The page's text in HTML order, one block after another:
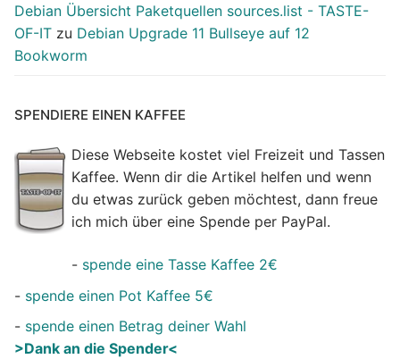
Debian Übersicht Paketquellen sources.list - TASTE-
OF-IT zu Debian Upgrade 11 Bullseye auf 12
Bookworm
SPENDIERE EINEN KAFFEE
Diese Webseite kostet viel Freizeit und Tassen
Kaffee. Wenn dir die Artikel helfen und wenn
du etwas zurück geben möchtest, dann freue
ich mich über eine Spende per PayPal.
- spende eine Tasse Kaffee 2€
- spende einen Pot Kaffee 5€
- spende einen Betrag deiner Wahl
>Dank an die Spender<